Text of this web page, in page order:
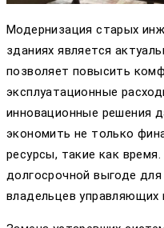
Модернизация старых
зданиях является
позволяет повысить
эксплуатационные
инновационные решения
экономить не только
ресурсы, такие как
долгосрочной выгоде
владельцев управляющих